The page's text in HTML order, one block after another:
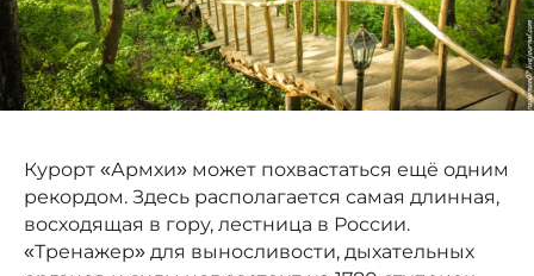
Курорт «Армхи» может похвастаться ещё одним
рекордом. Здесь располагается самая длинная,
восходящая в гору, лестница в России.
«Тренажер» для выносливости, дыхательных